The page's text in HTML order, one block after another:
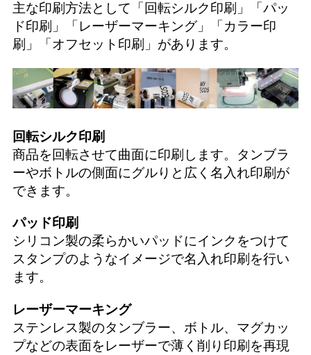
主な印刷方法として「 回転シルク印刷 」「 パッ
ド印刷 」「 レーザーマーキング」「 カラー印
刷 」「 オフセット印刷 」があります。
回転シルク印刷
商品を回転させて曲面に印刷します。タンブラ
ーやボトルの側面にグルりと広く名入れ印刷が
できます。
パッド印刷
シリコン製の柔らかいパッドにインクをつけて
スタンプのようなイメージで名入れ印刷を行い
ます。
レーザーマーキング
ステンレス製のタンブラー、ボトル、マグカッ
プなどの表面をレーザーで薄く削り印刷を再現